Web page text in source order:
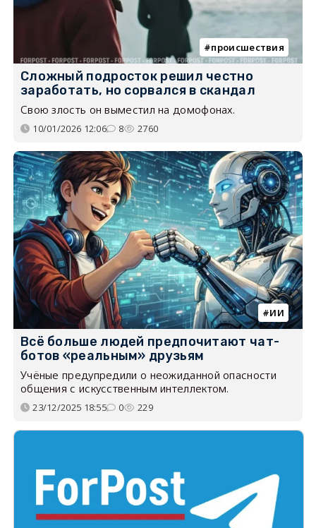
происшествия
Сложный подросток решил честно
заработать, но сорвался в скандал
Свою злость он выместил на домофонах.
10/01/2026 12:06 8 2760
ИИ
Всё больше людей предпочитают чат-
ботов «реальным» друзьям
Учёные предупредили о неожиданной опасности
общения с искусственным интеллектом.
23/12/2025 18:55 0 229